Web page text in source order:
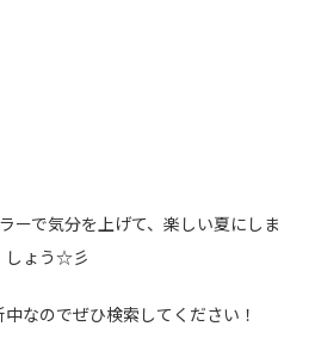
ーで気分を上げて、楽しい夏にしま
しょう☆彡
なのでぜひ検索してください！